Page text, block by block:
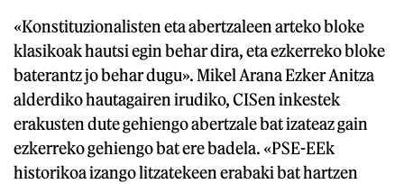
«Konstituzionalisten eta abertzaleen arteko bloke
klasikoak hautsi egin behar dira, eta ezkerreko bloke
baterantz jo behar dugu». Mikel Arana Ezker Anitza
alderdiko hautagairen irudiko, CISen inkestek
erakusten dute gehiengo abertzale bat izateaz gain
ezkerreko gehiengo bat ere badela. «PSE-EEk
historikoa izango litzatekeen erabaki bat hartzen